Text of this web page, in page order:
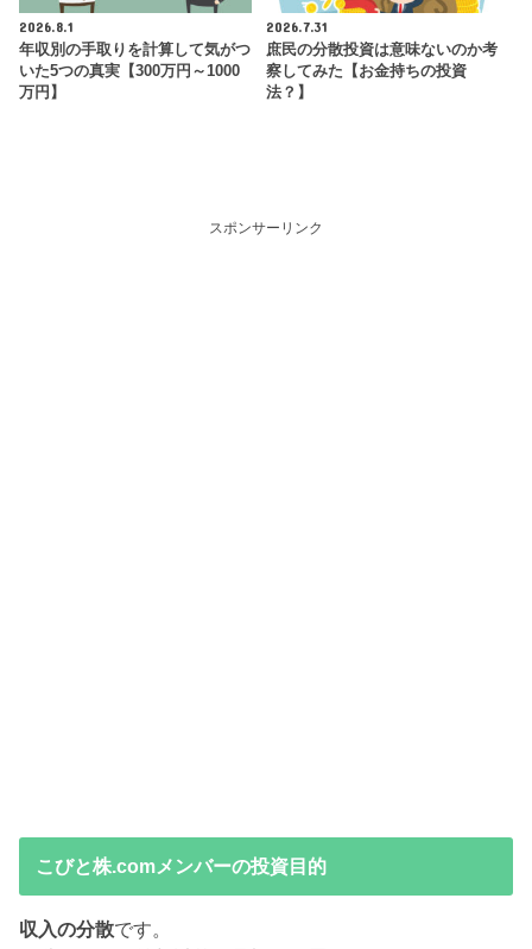
2026.8.1
年収別の手取りを計算して気がつ
いた5つの真実【300万円～1000
万円】
2026.7.31
庶民の分散投資は意味ないのか考
察してみた【お金持ちの投資
法？】
スポンサーリンク
こびと株.comメンバーの投資目的
収入の分散です。